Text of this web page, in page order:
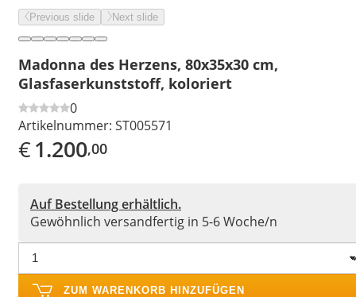
Previous slide Next slide
Madonna des Herzens, 80x35x30 cm,
Glasfaserkunststoff, koloriert
0
Artikelnummer: ST005571
€1.200,00
Auf Bestellung erhältlich.
Gewöhnlich versandfertig in 5-6 Woche/n
ZUM WARENKORB HINZUFÜGEN